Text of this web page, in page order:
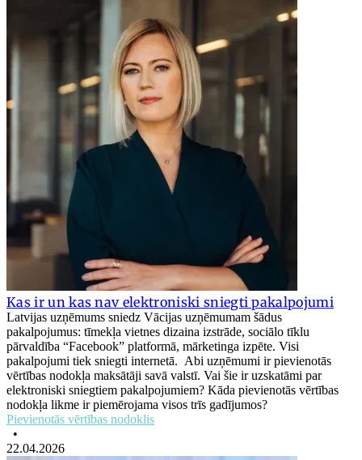
Kas ir un kas nav elektroniski sniegti pakalpojumi
Latvijas uzņēmums sniedz Vācijas uzņēmumam šādus
pakalpojumus: tīmekļa vietnes dizaina izstrāde, sociālo tīklu
pārvaldība “Facebook” platformā, mārketinga izpēte. Visi
pakalpojumi tiek sniegti internetā. Abi uzņēmumi ir pievienotās
vērtības nodokļa maksātāji savā valstī. Vai šie ir uzskatāmi par
elektroniski sniegtiem pakalpojumiem? Kāda pievienotās vērtības
nodokļa likme ir piemērojama visos trīs gadījumos?
Pievienotās vērtības nodoklis
•
22.04.2026